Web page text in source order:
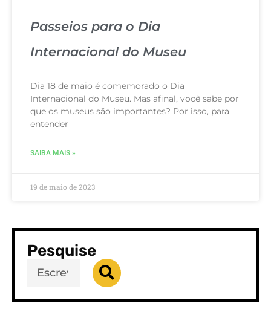
Passeios para o Dia
Internacional do Museu
Dia 18 de maio é comemorado o Dia
Internacional do Museu. Mas afinal, você sabe por
que os museus são importantes? Por isso, para
entender
SAIBA MAIS »
19 de maio de 2023
Pesquise